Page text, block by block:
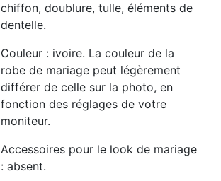
chiffon, doublure, tulle, éléments de
dentelle.
Couleur : ivoire. La couleur de la
robe de mariage peut légèrement
différer de celle sur la photo, en
fonction des réglages de votre
moniteur.
Accessoires pour le look de mariage
: absent.